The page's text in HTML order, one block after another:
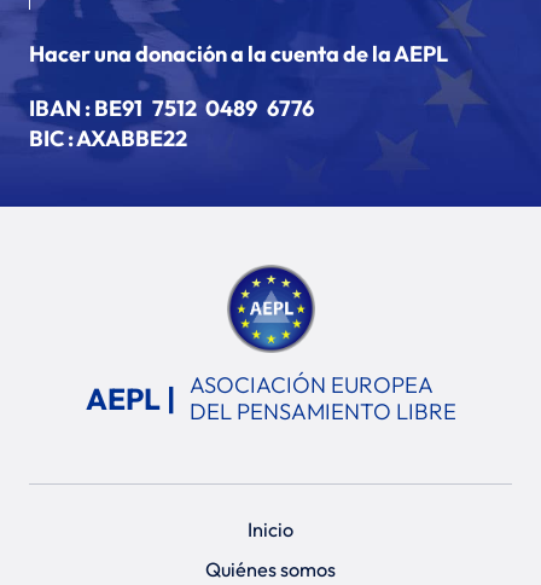
Hacer una donación a la cuenta de la AEPL
IBAN :BE91 7512 0489 6776
BIC : AXABBE22
AEPL | ASOCIACIÓN EUROPEA
DEL PENSAMIENTO LIBRE
Inicio
Quiénes somos